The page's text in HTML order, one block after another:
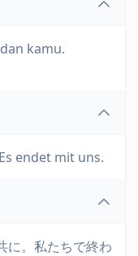
kamu.
endet mit uns.
に。私たちで終わ